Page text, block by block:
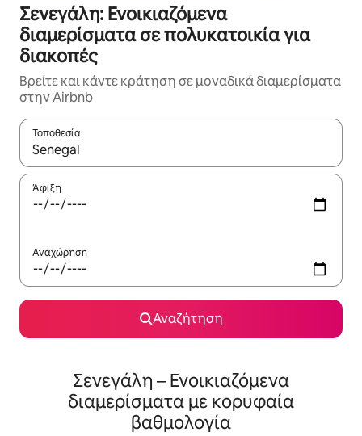
Σενεγάλη: Ενοικιαζόμενα
διαμερίσματα σε πολυκατοικία για
διακοπές
Βρείτε και κάντε κράτηση σε μοναδικά διαμερίσματα
στην Airbnb
Τοποθεσία
Όταν τα αποτελέσματα είναι διαθέσιμα, μπορείτε να
Άφιξη
Αναχώρηση
Αναζήτηση
Σενεγάλη – Ενοικιαζόμενα
διαμερίσματα με κορυφαία
βαθμολογία